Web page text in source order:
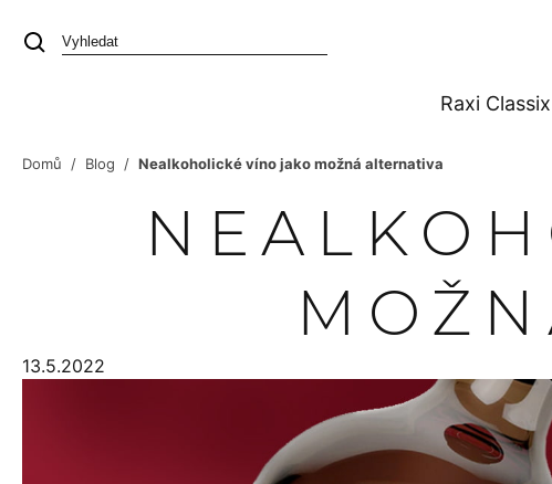
Raxi Classix
Domů / Blog / Nealkoholické víno jako možná alternativa
13.5.2022